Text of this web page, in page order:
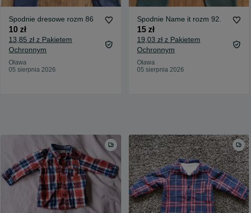
Spodnie dresowe rozm 86
10 zł
13,85 zł z Pakietem
Ochronnym
Oława
05 sierpnia 2026
Spodnie Name it rozm 92.
15 zł
19,03 zł z Pakietem
Ochronnym
Oława
05 sierpnia 2026